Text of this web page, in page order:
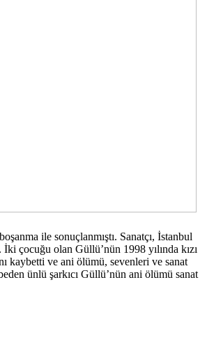
ile sonuçlanmıştı. Sanatçı, İstanbul
çocuğu olan Güllü’nün 1998 yılında kızı
kaybetti ve ani ölümü, sevenleri ve sanat
ünlü şarkıcı Güllü’nün ani ölümü sanat